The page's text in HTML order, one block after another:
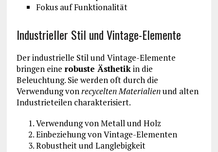
Fokus auf Funktionalität
Industrieller Stil und Vintage-Elemente
Der industrielle Stil und Vintage-Elemente
bringen eine robuste Ästhetikin die
Beleuchtung. Sie werden oft durch die
Verwendung vonrecycelten Materialienund alten
Industrieteilen charakterisiert.
Verwendung von Metall und Holz
Einbeziehung von Vintage-Elementen
Robustheit und Langlebigkeit